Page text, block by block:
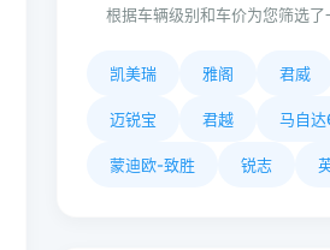
根据车辆级别和车价为您筛选
凯美瑞 雅阁 君威
迈锐宝 君越 马自
蒙迪欧-致胜 锐志